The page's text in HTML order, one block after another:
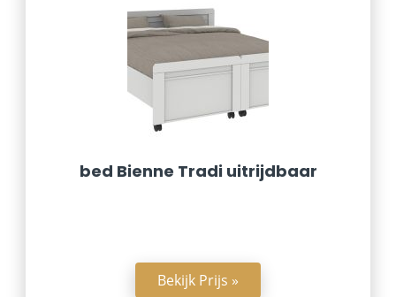
bed Bienne Tradi uitrijdbaar
Bekijk Prijs »